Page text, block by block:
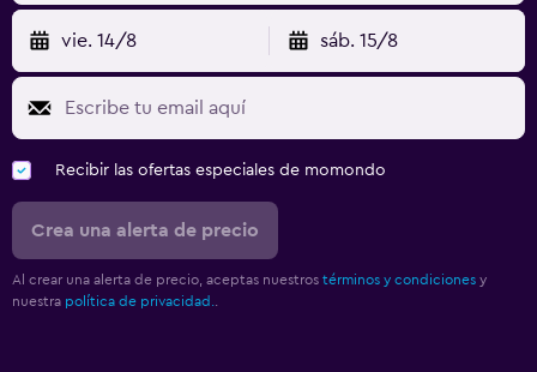
vie. 14/8 sáb. 15/8
Recibir las ofertas especiales de momondo
Crea una alerta de precio
Al crear una alerta de precio, aceptas nuestros términos y condiciones y
nuestra política de privacidad.